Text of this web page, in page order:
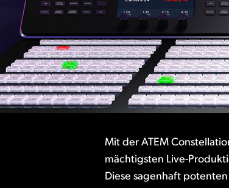
Mit der ATEM
mächtigsten Live-
Diese sagenhaft
ATEM Advanced Chroma
und SuperSource-
Audiomixer verfügt